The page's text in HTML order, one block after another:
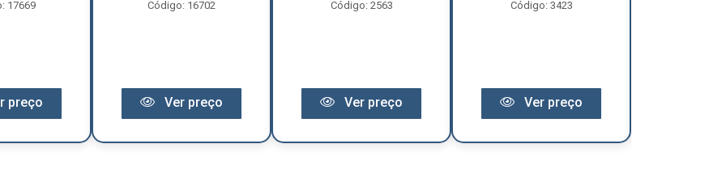
17669
preço
Código: 16702
Ver preço
Código: 2563
Ver preço
Código: 3423
Ver preço